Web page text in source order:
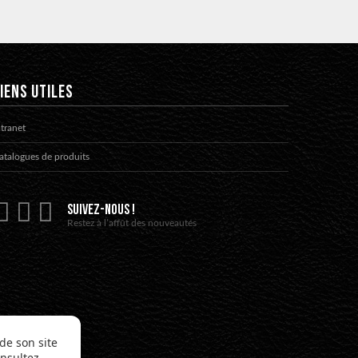
UTILES
de produits
SUIVEZ-NOUS !
Restez à l’affût des nouveautés
son site